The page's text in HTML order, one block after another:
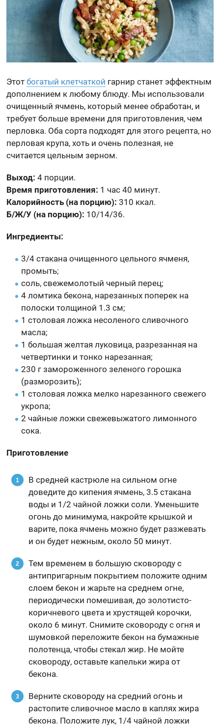
Этотбогатый клетчаткой гарнир станет эффектным
дополнением к любому блюду. Мы использовали
очищенный ячмень, который менее обработан, и
требует больше времени для приготовления, чем
перловка. Оба сорта подходят для этого рецепта, но
перловая крупа, хоть и очень полезная, не
считается цельным зерном.
Выход: 4 порции.
Время приготовления: 1 час 40 минут.
Калорийность (на порцию): 310 ккал.
Б/Ж/У (на порцию): 10/14/36.
Ингредиенты:
3/4 стакана очищенного цельного ячменя,
промыть;
соль, свежемолотый черный перец;
4 ломтика бекона, нарезанных поперек на
полоски толщиной 1.3 см;
1 столовая ложка несоленого сливочного
масла;
1 большая желтая луковица, разрезанная на
четвертинки и тонко нарезанная;
230 г замороженного зеленого горошка
(разморозить);
1 столовая ложка мелко нарезанного свежего
укропа;
2 чайные ложки свежевыжатого лимонного
сока.
Приготовление
В средней кастрюле на сильном огне
доведите до кипения ячмень, 3.5 стакана
воды и 1/2 чайной ложки соли. Уменьшите
огонь до минимума, накройте крышкой и
варите, пока ячмень можно будет разжевать
и он будет нежным, около 50 минут.
Тем временем в большую сковороду с
антипригарным покрытием положите одним
слоем бекон и жарьте на среднем огне,
периодически помешивая, до золотисто-
коричневого цвета и хрустящей корочки,
около 6 минут. Снимите сковороду с огня и
шумовкой переложите бекон на бумажные
полотенца, чтобы стекал жир. Не мойте
сковороду, оставьте капельки жира от
бекона.
Верните сковороду на средний огонь и
растопите сливочное масло в каплях жира
бекона. Положите лук, 1/4 чайной ложки